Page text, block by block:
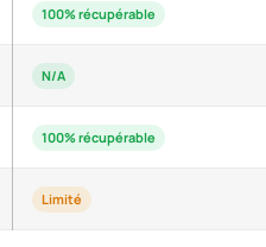
100% récupérable
N/A
100% récupérable
Limité